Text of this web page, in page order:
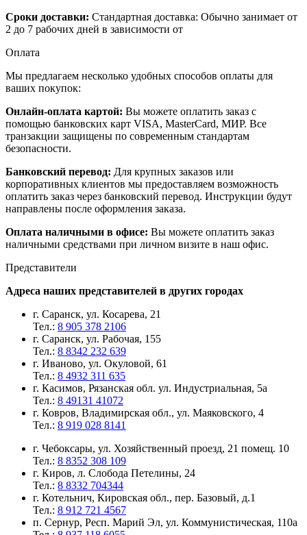
Сроки доставки: Стандартная доставка: Обычно занимает от
2 до 7 рабочих дней в зависимости от
Оплата
Мы предлагаем несколько удобных способов оплаты для
ваших покупок:
Онлайн-оплата картой: Вы можете оплатить заказ с
помощью банковских карт VISA, MasterCard, МИР. Все
транзакции защищены по современным стандартам
безопасности.
Банковский перевод: Для крупных заказов или
корпоративных клиентов мы предоставляем возможность
оплатить заказ через банковский перевод. Инструкции будут
направлены после оформления заказа.
Оплата наличными в офисе: Вы можете оплатить заказ
наличными средствами при личном визите в наш офис.
Представители
Адреса наших представителей в других городах
г. Саранск, ул. Косарева, 21
Тел.: 8 905 378 2106
г. Саранск, ул. Рабочая, 155
Тел.: 8 8342 232 639
г. Иваново, ул. Окуловой, 61
Тел.: 8 4932 311 635
г. Касимов, Рязанская обл. ул. Индустриальная, 5а
Тел.: 8 49131 41072
г. Ковров, Владимирская обл., ул. Маяковского, 4
Тел.: 8 919 028 8141
г. Чебоксары, ул. Хозяйственный проезд, 21 помещ. 10
Тел.: 8 8352 308 109
г. Киров, л. Слобода Петелины, 24
Тел.: 8 8332 704344
г. Котельнич, Кировская обл., пер. Базовый, д.1
Тел.: 8 912 721 4567
п. Сернур, Респ. Марий Эл, ул. Коммунистическая, 110а